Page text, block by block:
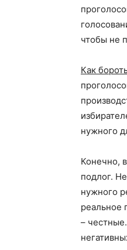
чтобы не
Как
нужного
Конечно,
подлог.
нужного
реальное
–